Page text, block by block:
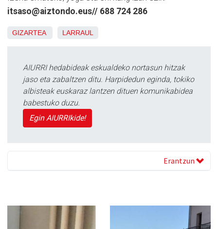
itsaso@aiztondo.eus// 688 724 286
GIZARTEA LARRAUL
AIURRI hedabideak eskualdeko nortasun hitzak
jaso eta zabaltzen ditu. Harpidedun eginda, tokiko
albisteak euskaraz lantzen dituen komunikabidea
babestuko duzu.
Egin AIURRIkide!
Erantzun